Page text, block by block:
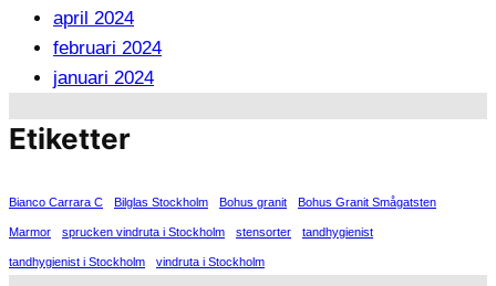
april 2024
februari 2024
januari 2024
Etiketter
Bianco Carrara C Bilglas Stockholm Bohus granit Bohus Granit Smågatsten
Marmor sprucken vindruta i Stockholm stensorter tandhygienist
tandhygienist i Stockholm vindruta i Stockholm